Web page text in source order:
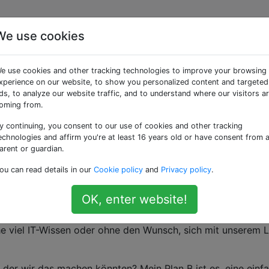
Adressen in einer
Währenddessen tummeln sich die
einer Lobby, genießen kostenloses Essen und
einen Laptop einrichten, auf dem Familienmitglieder ihre
Mailingliste aufgenommen werden können.
zu sperren, damit sie den Computer nicht
mit dem wir die Daten sammeln. Es muss nicht sehr
viel IT-Wissen oder ohne den Wunsch, sich mit unserem
use cookies
use cookies and other tracking technologies to improve your browsing
on our website, to show you personalized content and targeted
to analyze our website traffic, and to understand where our visitors
from.
continuing, you consent to our use of cookies and other tracking
and affirm you're at least 16 years old or have consent from a
or guardian.
can read details in our Cookie policy and Privacy policy.
OK, enter website!